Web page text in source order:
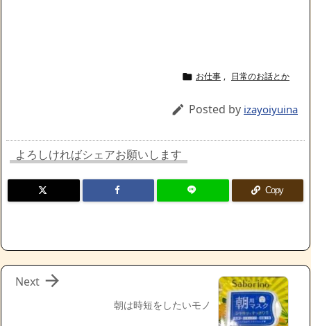
 お仕事 , 日常のお話とか
 Posted by izayoiyuina
よろしければシェアお願いします
Copy
朝は時短をしたいモノ

Next